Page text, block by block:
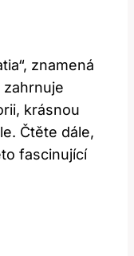
znamená
krásnou
Čtěte dále,
fascinující